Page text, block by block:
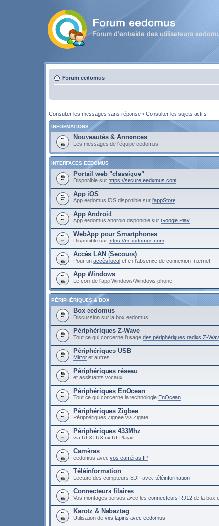
Forum eedomus
Consulter les messages sans réponse • Consulter les sujets actifs
INFORMATIONS
Nouveautés & Annonces
Les messages de l'équipe eedomus
INTERFACES EEDOMUS
Portail web "classique"
Disponible sur https://secure.eedomus.com
App iOS
App eedomus iOS disponible sur l'appStore
App Android
App eedomus Android disponible sur Google Play
WebApp pour Smartphones
Disponible sur https://m.eedomus.com
Accès LAN (Secours)
Pour un accès local et en l'absence de connexion Internet
App Windows
Le coin de l'app Windows/Windows phone
PÉRIPHÉRIQUES & BOX
Box eedomus
Discussion sur la box eedomus
Périphériques Z-Wave
Tout ce qui concerne l'usage des périphériques radios Z-
Périphériques USB
Mir:or et autres
Périphériques réseau
et assistants vocaux
Périphériques EnOcean
Tout ce qui concerne la technologie EnOcean
Périphériques Zigbee
Périphériques Zigbee via Zigate
Périphériques 433Mhz
via RFXTRX ou RFPlayer
Caméras
eedomus avec vos caméras IP
Téléinformation
Lecture des compteurs EDF avec téléinformation
Connecteurs filaires
Vos montages persos avec les connecteurs RJ12 de la box
Karotz & Nabaztag
Utilisation de vos lapins avec eedomus